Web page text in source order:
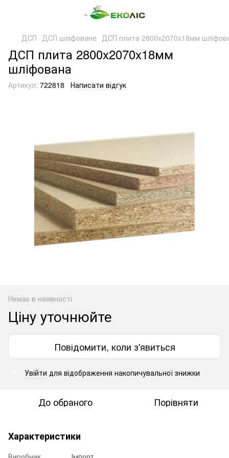
ДСП ДСП шліфоване ДСП плита 2800x2070x18мм
ДСП плита 2800x2070x18мм
шліфована
Артикул: 722818 Написати відгук
Немає в наявності
Ціну уточнюйте
Повідомити, коли з'явиться
Увійти для відображення накопичувальної знижки
До обраного Порівняти
Характеристики